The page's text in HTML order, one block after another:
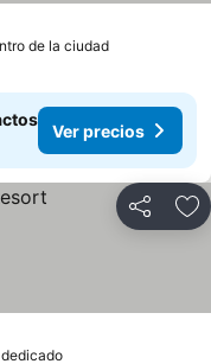
de la ciudadVer precios
Ver precios
Compartir
Ver precios